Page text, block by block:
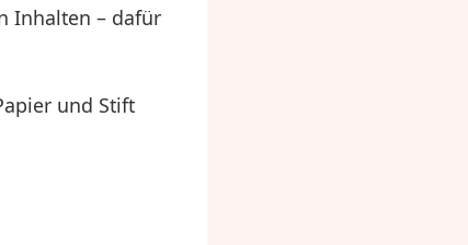
Inhalten – dafür
und Stift